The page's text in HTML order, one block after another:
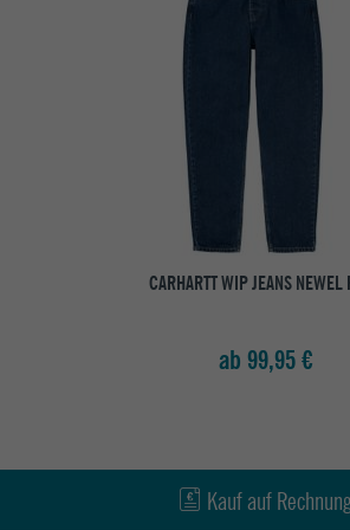
CARHARTT WIP JEANS NEWEL
ab 99,95 €
Kauf auf Rechnung